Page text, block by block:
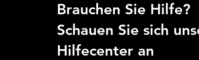
Brauchen Sie Hilfe?
Schauen Sie sich
Hilfecenter an